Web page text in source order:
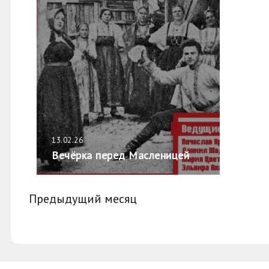
13.02.26
Вечёрка перед Масленицей
Предыдущий месяц